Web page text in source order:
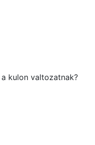
kulon valtozatnak?